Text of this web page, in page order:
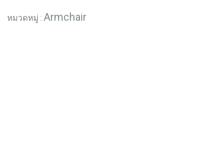
หมวดหมู่ : Armchair